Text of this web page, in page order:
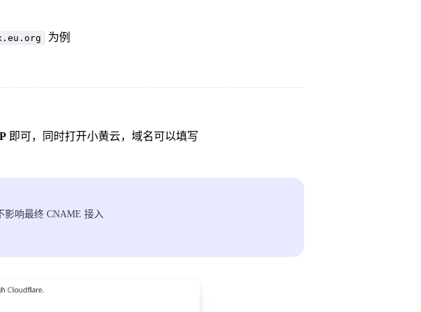
为例
即可，同时打开小黄云，域名可以填写
影响最终 CNAME 接入